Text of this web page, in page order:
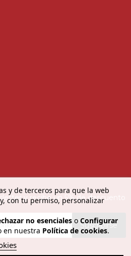
y de terceros para que la web
con tu permiso, personalizar
no esenciales o Configurar
en nuestra Política de cookies.
y recibe un 5% de descuento
Suscribirse